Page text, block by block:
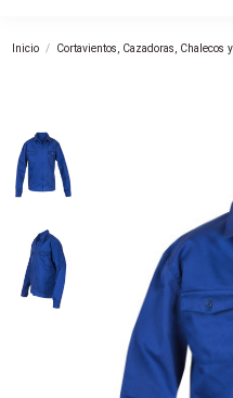
Inicio Cortavientos, Cazadoras, Chalecos